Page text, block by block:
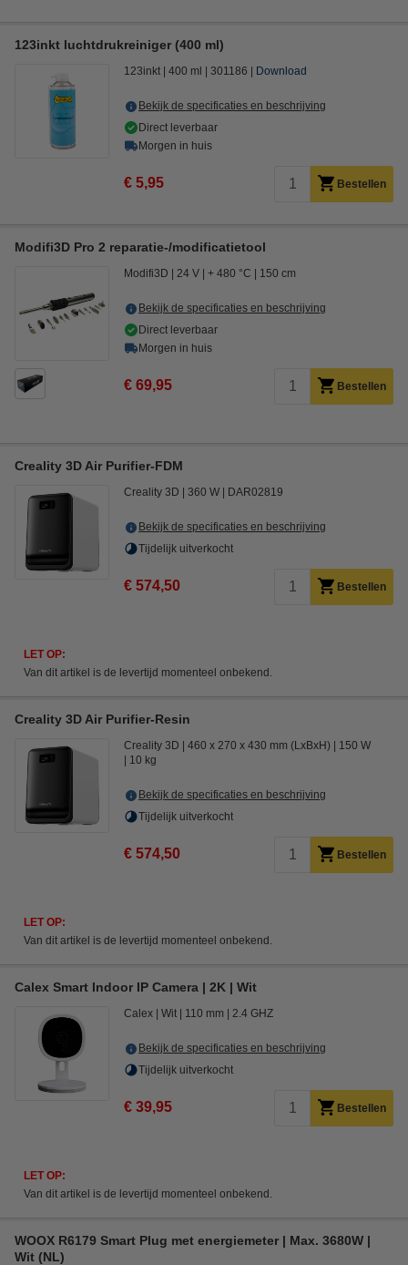
123inkt luchtdrukreiniger (400 ml)
123inkt 400 ml 301186 Download
Bekijk de specificaties en beschrijving
Direct leverbaar
Morgen in huis
€ 5,95 Bestellen
Modifi3D Pro 2 reparatie-/modificatietool
Modifi3D 24 V + 480 °C 150 cm
Bekijk de specificaties en beschrijving
Direct leverbaar
Morgen in huis
€ 69,95 Bestellen
Creality 3D Air Purifier-FDM
Creality 3D 360 W DAR02819
Bekijk de specificaties en beschrijving
Tijdelijk uitverkocht
€ 574,50 Bestellen
LET OP:
Van dit artikel is de levertijd momenteel onbekend.
Creality 3D Air Purifier-Resin
Creality 3D 460 x 270 x 430 mm (LxBxH)
150 W
10 kg
Bekijk de specificaties en beschrijving
Tijdelijk uitverkocht
€ 574,50 Bestellen
LET OP:
Van dit artikel is de levertijd momenteel onbekend.
Calex Smart Indoor IP Camera | 2K | Wit
Calex Wit 110 mm 2.4 GHZ
Bekijk de specificaties en beschrijving
Tijdelijk uitverkocht
€ 39,95 Bestellen
LET OP:
Van dit artikel is de levertijd momenteel onbekend.
WOOX R6179 Smart Plug met energiemeter | Max. 3680W |
Wit (NL)